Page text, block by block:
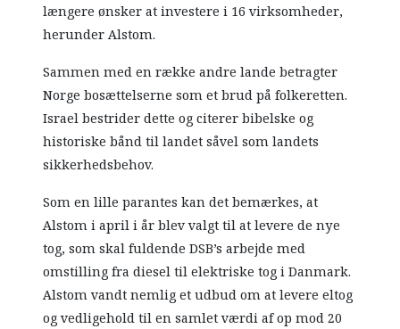
længere ønsker at investere i 16 virksomheder,
herunder Alstom.
Sammen med en række andre lande betragter
Norge bosættelserne som et brud på folkeretten.
Israel bestrider dette og citerer bibelske og
historiske bånd til landet såvel som landets
sikkerhedsbehov.
Som en lille parantes kan det bemærkes, at
Alstom i april i år blev valgt til at levere de nye
tog, som skal fuldende DSB’s arbejde med
omstilling fra diesel til elektriske tog i Danmark.
Alstom vandt nemlig et udbud om at levere eltog
og vedligehold til en samlet værdi af op mod 20